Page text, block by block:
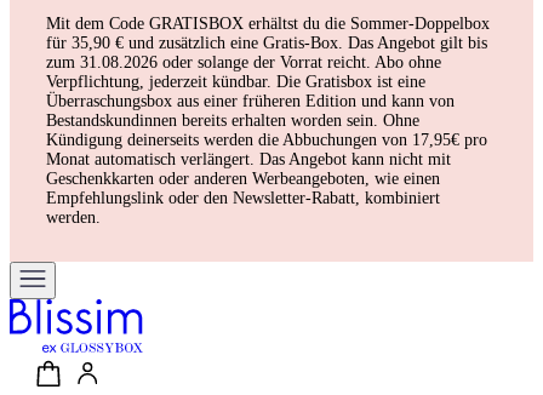
Mit dem Code GRATISBOX erhältst du die Sommer-Doppelbox
für 35,90 € und zusätzlich eine Gratis-Box. Das Angebot gilt bis
zum 31.08.2026 oder solange der Vorrat reicht. Abo ohne
Verpflichtung, jederzeit kündbar. Die Gratisbox ist eine
Überraschungsbox aus einer früheren Edition und kann von
Bestandskundinnen bereits erhalten worden sein. Ohne
Kündigung deinerseits werden die Abbuchungen von 17,95€ pro
Monat automatisch verlängert. Das Angebot kann nicht mit
Geschenkkarten oder anderen Werbeangeboten, wie einen
Empfehlungslink oder den Newsletter-Rabatt, kombiniert
werden.